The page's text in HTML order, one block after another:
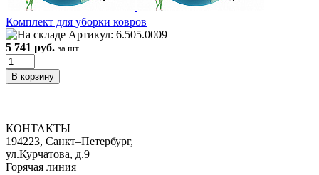
Комплект для уборки ковров
Артикул: 6.505.0009
5 741 руб. за шт
КОНТАКТЫ
194223, Санкт–Петербург,
ул.Курчатова, д.9
Горячая линия